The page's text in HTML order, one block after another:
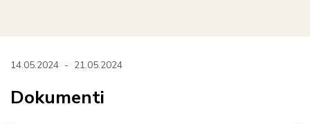
14.05.2024 - 21.05.2024
Dokumenti